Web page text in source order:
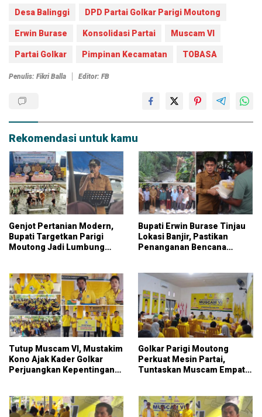
Desa Balinggi DPD Partai Golkar Parigi Moutong
Erwin Burase Konsolidasi Partai Muscam VI
Partai Golkar Pimpinan Kecamatan TOBASA
Penulis: Fikri Balla Editor: FB
Rekomendasi untuk kamu
Genjot Pertanian Modern,
Bupati Targetkan Parigi
Moutong Jadi Lumbung
Bupati Erwin Burase Tinjau
Lokasi Banjir, Pastikan
Penanganan Bencana
Tutup Muscam VI, Mustakim
Kono Ajak Kader Golkar
Perjuangkan Kepentingan
Golkar Parigi Moutong
Perkuat Mesin Partai,
Tuntaskan Muscam Empat